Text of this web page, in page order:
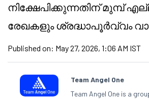
നിക്ഷേപിക്കുന്നതിന് മുമ്പ്
രേഖകളും ശ്രദ്ധാപൂർവ്വം
Published on: May 27, 2026, 1:06 AM IST
Team Angel One
Team Angel One is a